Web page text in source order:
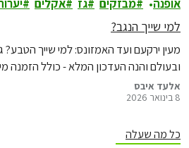
אופנה מבזקים גז אקלים
למי שייך הנגב?
מעין ירקעם ועד האמזונס: למי שייך הטבע?
ובעולם והנה העדכון המלא - כולל הזמנה
אלעד איבס
8 בינואר 2026
כל מה שעלה